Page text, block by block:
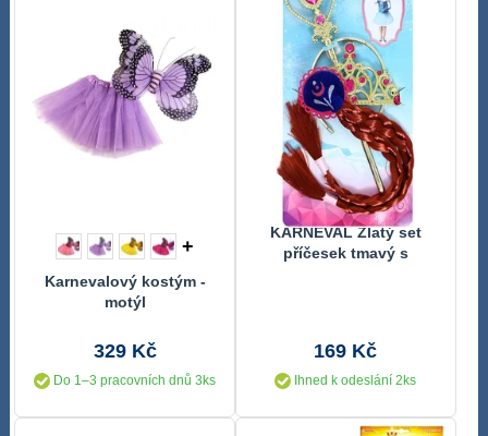
+
Karnevalový kostým -
motýl
329 Kč
Do 1–3 pracovních dnů 3ks
KARNEVAL Zlatý set
příčesek tmavý s
169 Kč
Ihned k odeslání 2ks